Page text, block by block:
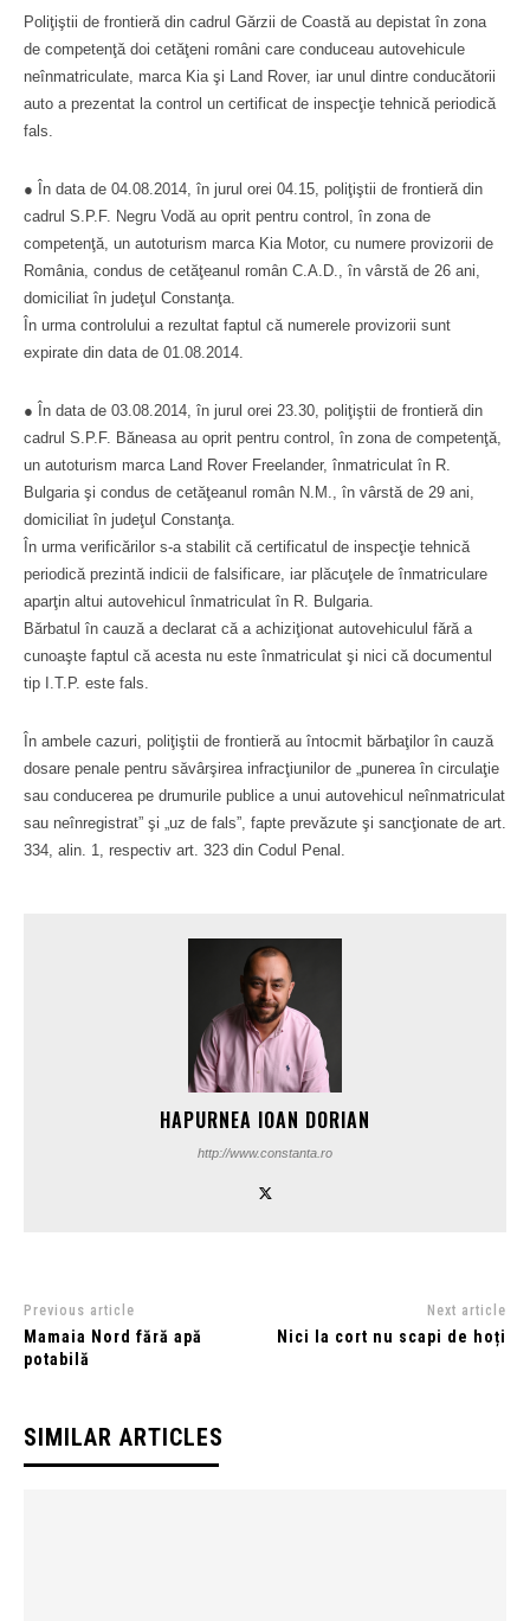
Poliţiştii de frontieră din cadrul Gărzii de Coastă au depistat în zona
de competenţă doi cetăţeni români care conduceau autovehicule
neînmatriculate, marca Kia şi Land Rover, iar unul dintre conducătorii
auto a prezentat la control un certificat de inspecţie tehnică periodică
fals.
● În data de 04.08.2014, în jurul orei 04.15, poliţiştii de frontieră din
cadrul S.P.F. Negru Vodă au oprit pentru control, în zona de
competenţă, un autoturism marca Kia Motor, cu numere provizorii de
România, condus de cetăţeanul român C.A.D., în vârstă de 26 ani,
domiciliat în judeţul Constanţa.
În urma controlului a rezultat faptul că numerele provizorii sunt
expirate din data de 01.08.2014.
● În data de 03.08.2014, în jurul orei 23.30, poliţiştii de frontieră din
cadrul S.P.F. Băneasa au oprit pentru control, în zona de competenţă,
un autoturism marca Land Rover Freelander, înmatriculat în R.
Bulgaria şi condus de cetăţeanul român N.M., în vârstă de 29 ani,
domiciliat în judeţul Constanţa.
În urma verificărilor s-a stabilit că certificatul de inspecţie tehnică
periodică prezintă indicii de falsificare, iar plăcuţele de înmatriculare
aparţin altui autovehicul înmatriculat în R. Bulgaria.
Bărbatul în cauză a declarat că a achiziţionat autovehiculul fără a
cunoaşte faptul că acesta nu este înmatriculat şi nici că documentul
tip I.T.P. este fals.
În ambele cazuri, poliţiştii de frontieră au întocmit bărbaţilor în cauză
dosare penale pentru săvârşirea infracţiunilor de „punerea în circulaţie
sau conducerea pe drumurile publice a unui autovehicul neînmatriculat
sau neînregistrat” şi „uz de fals”, fapte prevăzute şi sancţionate de art.
334, alin. 1, respectiv art. 323 din Codul Penal.
HAPURNEA IOAN DORIAN
http://www.constanta.ro
Previous article
Mamaia Nord fără apă
potabilă
Next article
Nici la cort nu scapi de hoți
SIMILAR ARTICLES